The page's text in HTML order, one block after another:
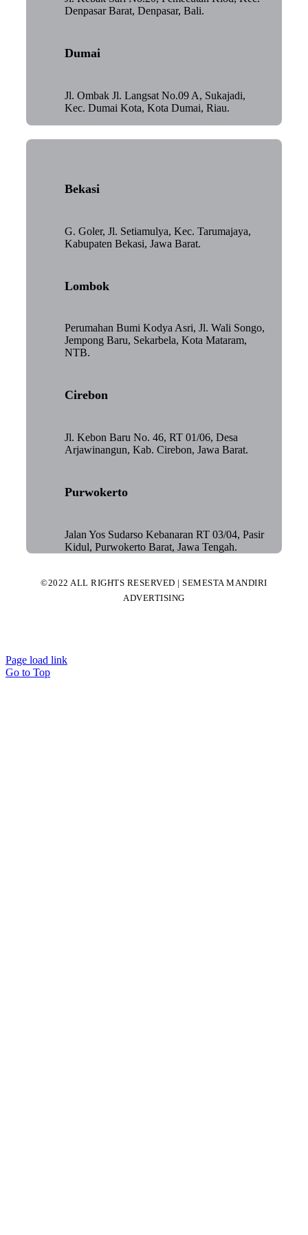
Denpasar Barat, Denpasar, Bali.
Dumai
Jl. Ombak Jl. Langsat No.09 A, Sukajadi,
Kec. Dumai Kota, Kota Dumai, Riau.
Bekasi
G. Goler, Jl. Setiamulya, Kec. Tarumajaya,
Kabupaten Bekasi, Jawa Barat.
Lombok
Perumahan Bumi Kodya Asri, Jl. Wali Songo,
Jempong Baru, Sekarbela, Kota Mataram,
NTB.
Cirebon
Jl. Kebon Baru No. 46, RT 01/06, Desa
Arjawinangun, Kab. Cirebon, Jawa Barat.
Purwokerto
Jalan Yos Sudarso Kebanaran RT 03/04, Pasir
Kidul, Purwokerto Barat, Jawa Tengah.
©2022 ALL RIGHTS RESERVED | SEMESTA MANDIRI
ADVERTISING
Page load link
Go to Top